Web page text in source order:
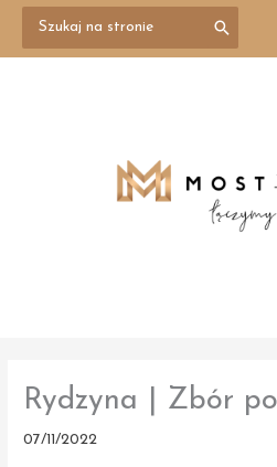
Przejdź
treści
for:
Rydzyna | Zbór
07/11/2022